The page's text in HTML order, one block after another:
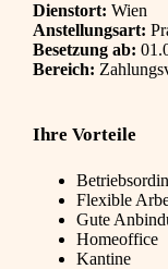
Dienstort: Wien
Anstellungsart:
Besetzung ab:
Bereich:
Ihre Vorteile
Flexible
Gute
Homeoffice
Kantine